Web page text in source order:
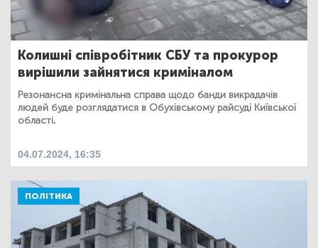
Колишні співробітник СБУ та прокурор
вирішили зайнятися криміналом
Резонансна кримінальна справа щодо банди викрадачів
людей буде розглядатися в Обухівському райсуді Київської
області.
04.07.2024, 16:35
ПОЛІТИКА